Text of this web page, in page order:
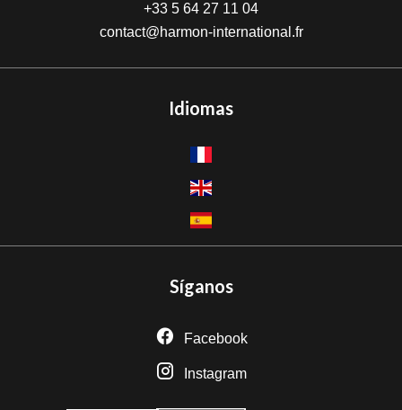
+33 5 64 27 11 04
contact@harmon-international.fr
Idiomas
Síganos
Facebook
Instagram